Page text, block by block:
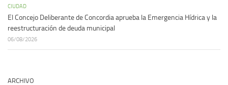
CIUDAD
El Concejo Deliberante de Concordia aprueba la Emergencia Hídrica y la
reestructuración de deuda municipal
06/08/2026
ARCHIVO